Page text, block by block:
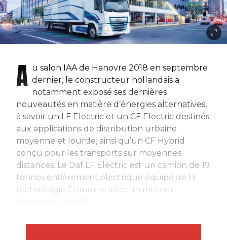
A u salon IAA de Hanovre 2018 en septembre
dernier, le constructeur hollandais a
notamment exposé ses dernières
nouveautés en matière d’énergies alternatives,
à savoir un LF Electric et un CF Electric destinés
aux applications de distribution urbaine
moyenne et lourde, ainsi qu’un CF Hybrid
conçu pour les transports sur moyennes
distances. Le Daf LF Electric est un camion de 19
tonnes entièrement électrique équipé de la
technologie Cummins avec un moteur